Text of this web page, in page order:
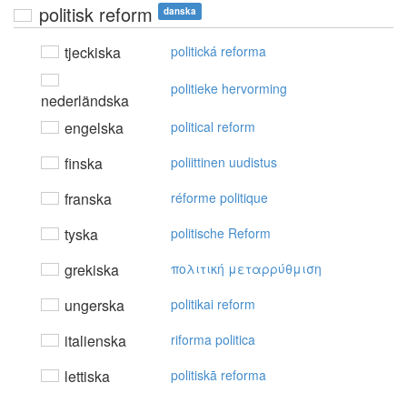
politisk reform danska
tjeckiska politická reforma
nederländska
politieke hervorming
engelska political reform
finska poliittinen uudistus
franska réforme politique
tyska politische Reform
grekiska πoλιτική μεταρρύθμιση
ungerska politikai reform
italienska riforma politica
lettiska politiskā reforma